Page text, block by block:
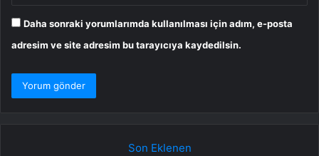
Daha sonraki yorumlarımda kullanılması için adım, e-posta
adresim ve site adresim bu tarayıcıya kaydedilsin.
Son Eklenen